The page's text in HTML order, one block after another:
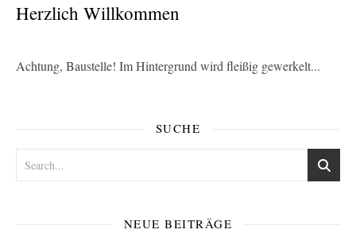
Herzlich Willkommen
Achtung, Baustelle! Im Hintergrund wird fleißig gewerkelt...
SUCHE
NEUE BEITRÄGE